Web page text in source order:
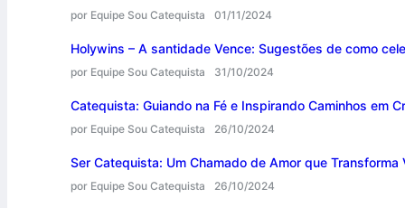
por Equipe Sou Catequista 01/11/2024
Holywins – A santidade Vence: Sugestões de como
por Equipe Sou Catequista 31/10/2024
Catequista: Guiando na Fé e Inspirando Caminhos em
por Equipe Sou Catequista 26/10/2024
Ser Catequista: Um Chamado de Amor que Transforma
por Equipe Sou Catequista 26/10/2024